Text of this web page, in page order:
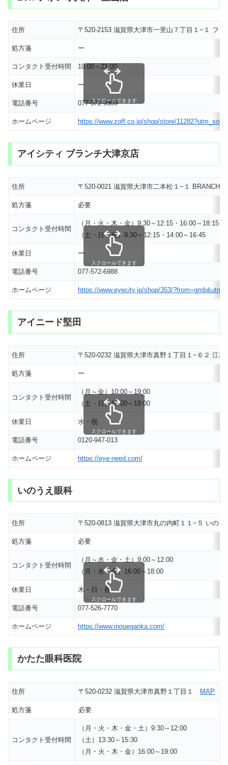
住所 〒520-2153 滋賀県大津市一里山７丁目１−１ フ
処方箋 ー
コンタクト受付時間 10:00～21:00
休業日 ー
電話番号 077-572-9309
ホームページ https://www.zoff.co.jp/shop/store/
スクロールできます
アイシティ ブランチ大津京店
住所 〒520-0021 滋賀県大津市二本松１−１ BRANCH
処方箋 必要
コンタクト受付時間
（月・火・木・金）9:30～12:15・16:00～18:15
（土・日・祝）9:30～12:15・14:00～16:45
休業日 ー
電話番号 077-572-6988
ホームページ https://www.eyecity.jp/shop/353/
スクロールできます
アイニード堅田
住所 〒520-0232 滋賀県大津市真野１丁目１−６２ 江
処方箋 ー
コンタクト受付時間
（月～金）10:00～19:00
（土・日）10:00～18:00
休業日 水・祝
電話番号 0120-947-013
ホームページ https://eye-need.com/
スクロールできます
いのうえ眼科
住所 〒520-0813 滋賀県大津市丸の内町１１−５ いの
処方箋 必要
コンタクト受付時間
（月～水・金・土）9:00～12:00
（月・水・金）16:00～18:00
休業日 木・日・祝
電話番号 077-526-7770
ホームページ https://www.inoueganka.com/
スクロールできます
かたた眼科医院
住所 〒520-0232 滋賀県大津市真野１丁目１ MAP
処方箋 必要
コンタクト受付時間
（月・火・木・金・土）9:30～12:00
（土）13:30～15:30
（月・火・木・金）16:00～19:00